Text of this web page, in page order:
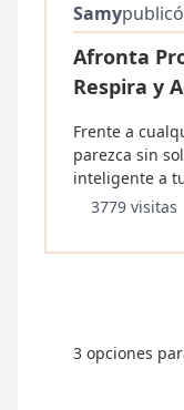
Samypublicó
Afronta
Respira y
Frente a
parezca sin
inteligente a
3779 visitas
3 opciones